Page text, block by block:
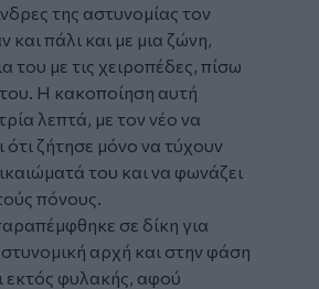
της αστυνομίας τον
και πάλι και με μια ζώνη,
του με τις χειροπέδες, πίσω
Η κακοποίηση αυτή
λεπτά, με τον νέο να
ζήτησε μόνο να τύχουν
του και να φωνάζει
πόνους.
σε δίκη για
αρχή και στην φάση
εκτός φυλακής, αφού